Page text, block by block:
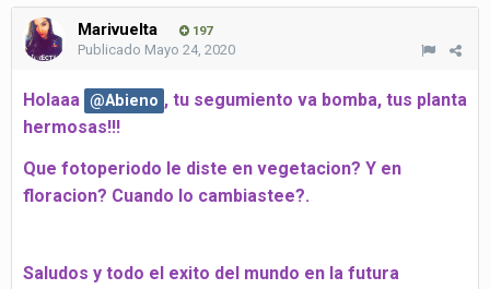
Marivuelta 197
Publicado Mayo 24, 2020
Holaaa @Abieno , tu segumiento va bomba, tus planta
hermosas!!!
Que fotoperiodo le diste en vegetacion? Y en
floracion? Cuando lo cambiastee?.
Saludos y todo el exito del mundo en la futura